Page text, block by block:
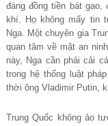
đáng đồng tiền bát
khí. Họ không mấy tin
Nga. Một chuyên gia
quan tâm về mặt an
này, Nga cần phải cải
trong hệ thống luật
thời ông Vladimir Putin,
Trung Quốc không ảo